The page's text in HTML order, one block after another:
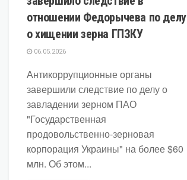
отношении Федорычева по делу
о хищении зерна ГПЗКУ
06.05.2026
Антикоррупционные органы
завершили следствие по делу о
завладении зерном ПАО
"Государственная
продовольственно-зерновая
корпорация Украины" на более $60
млн. Об этом...